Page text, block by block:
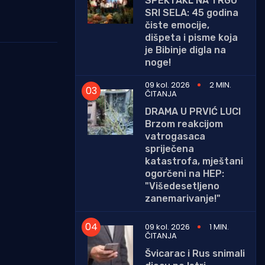
SRI SELA: 45 godina
čiste emocije,
dišpeta i pisme koja
je Bibinje digla na
noge!
09 kol. 2026
2 MIN.
ČITANJA
DRAMA U PRVIĆ LUCI
Brzom reakcijom
vatrogasaca
spriječena
katastrofa, mještani
ogorčeni na HEP:
"Višedesetljeno
zanemarivanje!"
09 kol. 2026 1 MIN.
ČITANJA
Švicarac i Rus snimali